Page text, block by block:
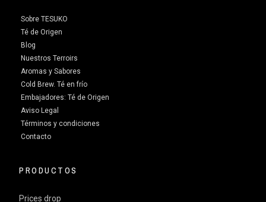
Sobre TESUKO
Té de Origen
Blog
Nuestros Terroirs
Aromas y Sabores
Cold Brew. Té en frío
Embajadores: Té de Origen
Aviso Legal
Términos y condiciones
Contacto
PRODUCTOS
Prices drop